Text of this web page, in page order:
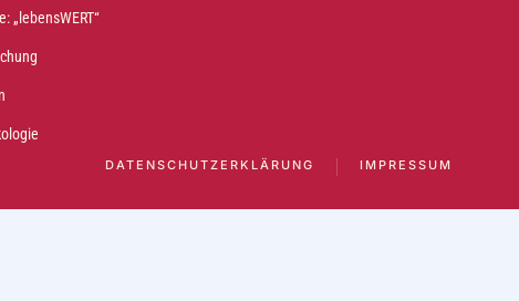
„lebensWERT“
IMPRESSUM
DATENSCHUTZERKLÄRUNG